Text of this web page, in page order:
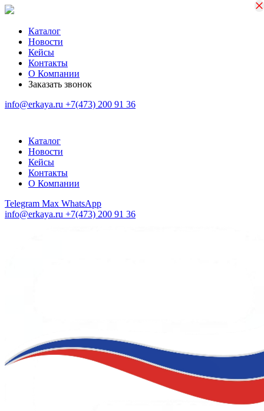
Каталог
Новости
Кейсы
Контакты
О Компании
Заказать звонок
info@erkaya.ru +7(473) 200 91 36
Каталог
Новости
Кейсы
Контакты
О Компании
Telegram Max WhatsApp
info@erkaya.ru +7(473) 200 91 36
×
×